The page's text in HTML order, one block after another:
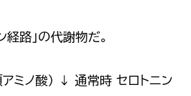
経路」の代謝物だ。
アミノ酸） ↓ 通常時 セロトニン